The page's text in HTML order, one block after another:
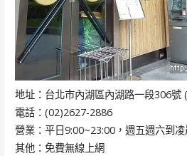
地址：台北市內湖區內湖路一段306號
電話：(02)2627-2886
營業：平日9:00~23:00，週五週六到
其他：免費無線上網